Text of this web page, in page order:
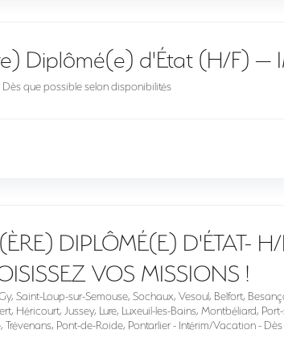
Diplômé(e) d'État (H/F) —
que possible selon disponibilités
DIPLÔMÉ(E) D'ÉTAT-
VOS MISSIONS !
Saint-Loup-sur-Semouse, Sochaux, Vesoul, Belfort,
Héricourt, Jussey, Lure, Luxeuil-les-Bains, Montbéliard,
Trévenans, Pont-de-Roide, Pontarlier - Intérim/Vacation -